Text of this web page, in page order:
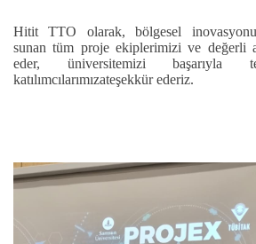
Hitit TTO olarak, bölgesel
sunan tüm proje ekiplerimizi ve değerli
eder, üniversitemizi
katılımcılarımızateşekkür ederiz.